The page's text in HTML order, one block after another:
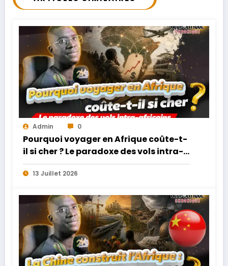
Admin 0
Pourquoi voyager en Afrique coûte-t-
il si cher ? Le paradoxe des vols intra-
africains
13 Juillet 2026